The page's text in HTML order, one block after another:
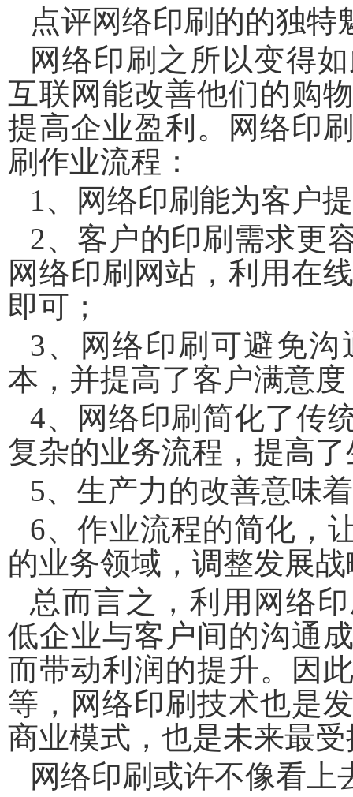
点评网络印刷的的独特
网络印刷之所以变得
互联网能改善他们的购
提高企业盈利。网络印
刷作业流程：
1、网络印刷能为客户
2、客户的印刷需求更
网络印刷网站，利用在
即可；
3、网络印刷可避免
本，并提高了客户满意度
4、网络印刷简化了传
复杂的业务流程，提高
5、生产力的改善意味
6、作业流程的简化，
的业务领域，调整发展
总而言之，利用网络
低企业与客户间的沟通
而带动利润的提升。因
等，网络印刷技术也是
商业模式，也是未来最
网络印刷或许不像看上